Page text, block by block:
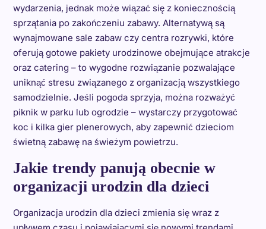
wydarzenia, jednak może wiązać się z koniecznością
sprzątania po zakończeniu zabawy. Alternatywą są
wynajmowane sale zabaw czy centra rozrywki, które
oferują gotowe pakiety urodzinowe obejmujące atrakcje
oraz catering – to wygodne rozwiązanie pozwalające
uniknąć stresu związanego z organizacją wszystkiego
samodzielnie. Jeśli pogoda sprzyja, można rozważyć
piknik w parku lub ogrodzie – wystarczy przygotować
koc i kilka gier plenerowych, aby zapewnić dzieciom
świetną zabawę na świeżym powietrzu.
Jakie trendy panują obecnie w
organizacji urodzin dla dzieci
Organizacja urodzin dla dzieci zmienia się wraz z